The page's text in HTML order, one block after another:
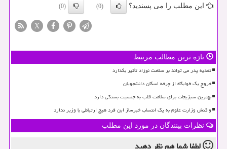
این مطلب را می پسندید؟ (0)
(0)
X
تازه ترین مطالب مرتبط
تغذیه پدر می تواند بر سلامت نوزاد تأثیر بگذارد
خروج یک خوابگاه از چرخه اسکان دانشجویان
بهترین سبزیجات برای سلامت قلب به جنسیت بستگی دارد
واکنش وزارت علوم به یک انتساب خبرساز این فرد هیچ ارتباطی با وزیر ندارد
نظرات بینندگان در مورد این مطلب
لطفا شما همنظر دهید